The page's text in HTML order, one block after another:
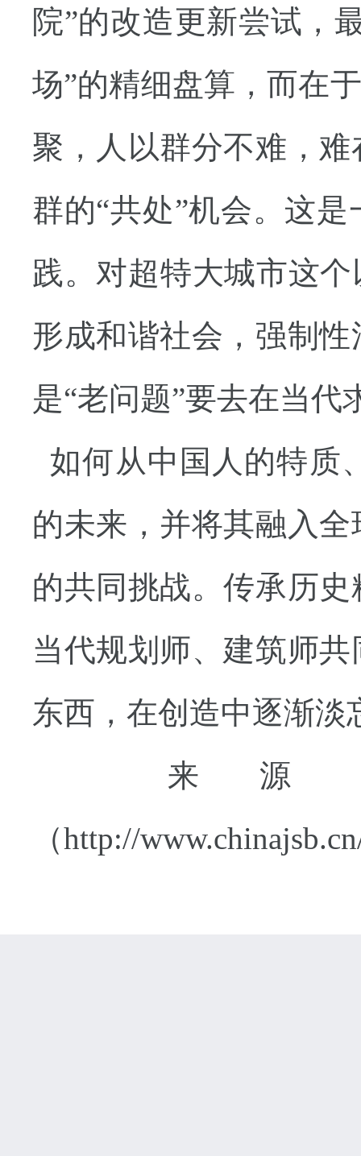
院”的改造更新尝试，
场”的精细盘算，而在
聚，人以群分不难，
群的“共处”机会。这
践。对超特大城市这
形成和谐社会，强制
是“老问题”要去在当代
如何从中国人的特质
的未来，并将其融入
的共同挑战。传承历
当代规划师、建筑师
东西，在创造中逐渐
来源：
（http://